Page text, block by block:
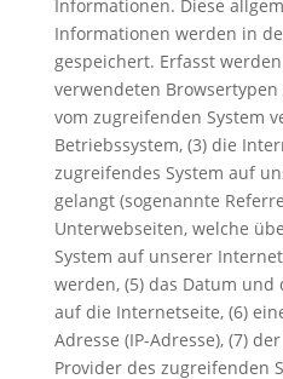
Informationen. Diese
Informationen werden in
gespeichert. Erfasst
verwendeten Browsertypen
vom zugreifenden System
Betriebssystem, (3) die
zugreifendes System auf
gelangt (sogenannte
Unterwebseiten, welche
System auf unserer
werden, (5) das Datum
auf die Internetseite, (6)
Adresse (IP-Adresse), (7)
Provider des zugreifenden